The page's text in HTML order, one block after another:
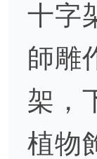
十字
師雕
架，
植物